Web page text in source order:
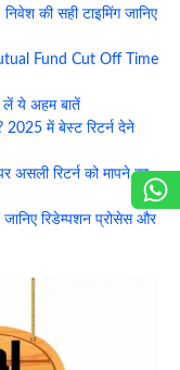
की सही टाइमिंग जानिए
Fund Cut Off Time
ये अहम बातें
में बेस्ट रिटर्न देने
असली रिटर्न को मापने का
रिडेम्पशन प्रोसेस और